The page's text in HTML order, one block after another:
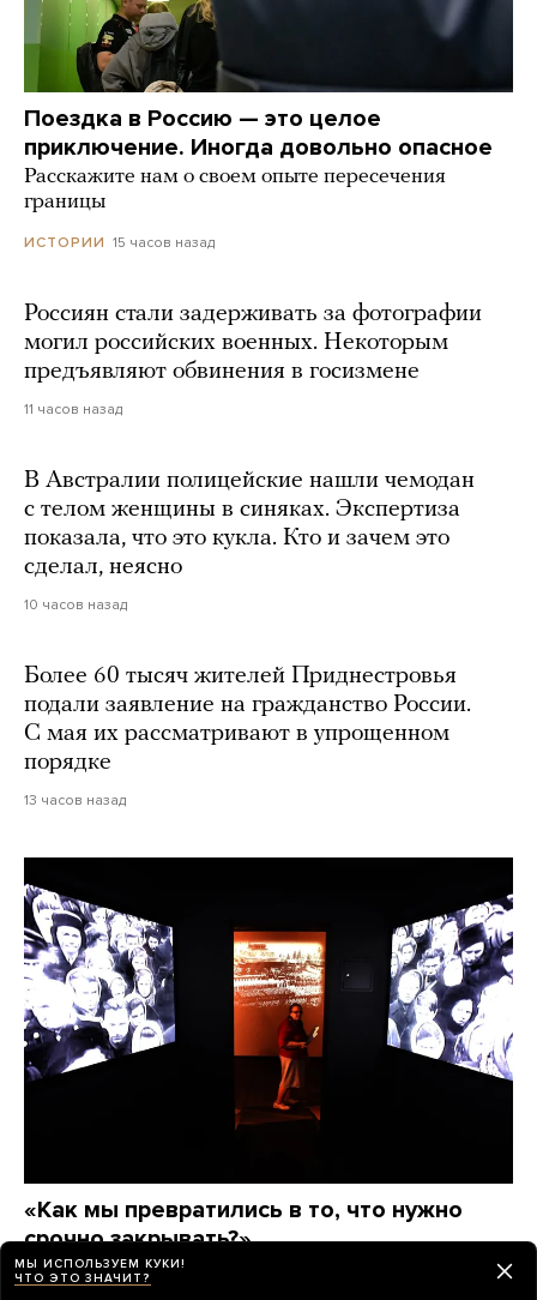
Поездка в Россию — это целое
приключение. Иногда довольно опасное
Расскажите нам о своем опыте пересечения
границы
ИСТОРИИ 15 часов назад
Россиян стали задерживать за фотографии
могил российских военных. Некоторым
предъявляют обвинения в госизмене
11 часов назад
В Австралии полицейские нашли чемодан
с телом женщины в синяках. Экспертиза
показала, что это кукла. Кто и зачем это
сделал, неясно
10 часов назад
Более 60 тысяч жителей Приднестровья
подали заявление на гражданство России.
С мая их рассматривают в упрощенном
порядке
13 часов назад
«Как мы превратились в то, что нужно
срочно закрывать?»
Что происходило в Музее истории ГУЛАГа, когда
МЫ ИСПОЛЬЗУЕМ КУКИ!
ЧТО ЭТО ЗНАЧИТ?